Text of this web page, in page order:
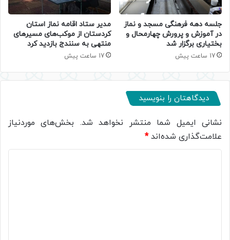
جلسه دهه فرهنگی مسجد و نماز
در آموزش و پرورش چهارمحال و
بختیاری برگزار شد
17 ساعت پیش
مدیر ستاد اقامه نماز استان
کردستان از موکب‌های مسیرهای
منتهی به سنندج بازدید کرد
17 ساعت پیش
دیدگاهتان را بنویسید
نشانی ایمیل شما منتشر نخواهد شد. بخش‌های موردنیاز
علامت‌گذاری شده‌اند*